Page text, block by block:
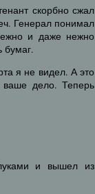
скорбно сжал
Генерал понимал
и даже нежно
бумаг.
я не видел. А это
ваше дело. Теперь
и вышел из